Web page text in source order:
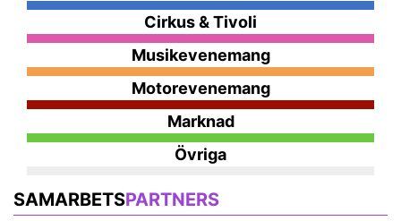
Cirkus & Tivoli
Musikevenemang
Motorevenemang
Marknad
Övriga
SAMARBETSPARTNERS